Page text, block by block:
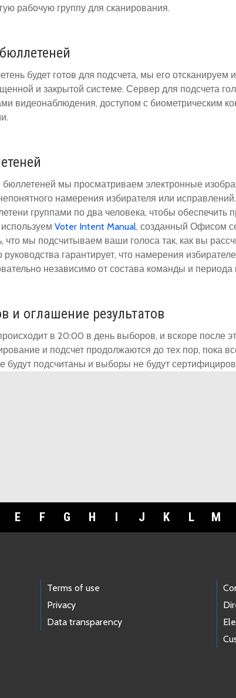
рабочую группу для сканирования.
будет готов для подсчета, мы его отсканируем
и закрытой системе. Сервер для подсчета
видеонаблюдения, доступом с биометрическим
бюллетеней мы просматриваем электронные
намерения избирателя или
группами по два человека, чтобы обеспечить
Voter Intent Manual, созданный Офисом
что мы подсчитываем ваши голоса так, как вы
гарантирует, что намерения
независимо от состава команды и
и оглашение результатов
в 20:00 в день выборов, и вскоре после
и подсчет продолжаются до тех пор, пока
будут подсчитаны и выборы не будут
E F G H I J K L M
Terms of use
Privacy
Data transparency